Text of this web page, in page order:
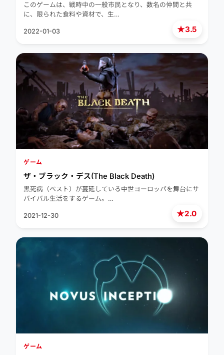
★3.5
このゲームは、戦時中の一般市民となり、数名の仲間と共
に、限られた食料や資材で、生…
2022-01-03
★2.0
ゲーム
ザ・ブラック・デス(The Black Death)
黒死病（ペスト）が蔓延している中世ヨーロッパを舞台にサ
バイバル生活をするゲーム。…
2021-12-30
ゲーム